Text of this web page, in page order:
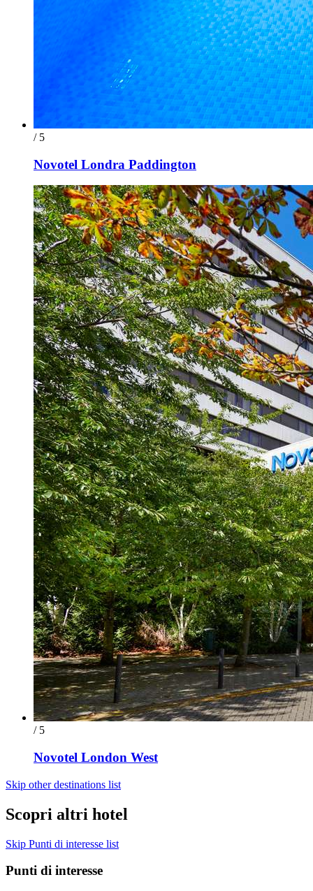
/ 5
Novotel Londra Paddington
/ 5
Novotel London West
Skip other destinations list
Scopri altri hotel
Skip Punti di interesse list
Punti di interesse